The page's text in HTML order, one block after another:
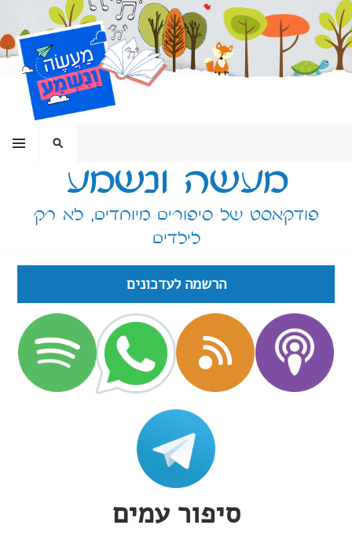
דילוג
לתוכן
מעשה ונשמע
פודקאסט של סיפורים מיוחדים, לא רק
לילדים
תפריט חיפוש
סיפור עמים
הרשמה לעדכונים